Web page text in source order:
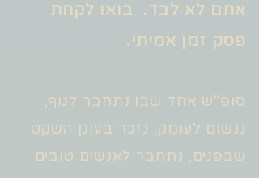
אתם לא לבד. בואו לקחת
פסק זמן אמיתי.
סופ"ש אחד שבו נתחבר לגוף,
ננשום לעומק, נזכר בעוגן השקט
שבפנים, נתחבר לאנשים טובים